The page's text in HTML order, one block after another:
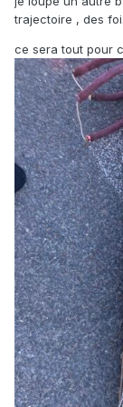
trajectoire , des
ce sera tout pour